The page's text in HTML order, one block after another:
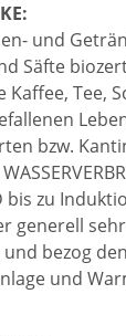
und
Säfte
Tee,
bzw.
bis zu
generell
bezog
und